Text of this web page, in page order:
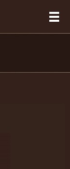
メ